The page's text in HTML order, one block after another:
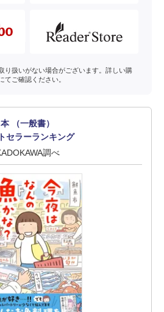
り扱いがない場合がございます。詳しい購
てご確認ください。
本 （一般書）
セラーランキング
調べ